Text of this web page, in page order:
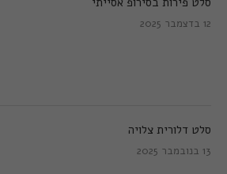
12 בדצמבר 2025
סלט דלורית צלויה
13 בנובמבר 2025